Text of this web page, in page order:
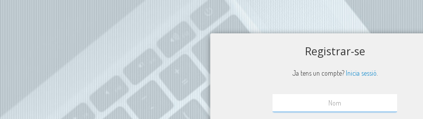
Registrar-se
Ja tens un compte? Inicia sessió